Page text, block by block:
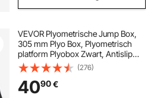
VEVOR Plyometrische Jump Box,
305 mm Plyo Box, Plyometrisch
platform Plyobox Zwart, Antislip
fitnessoefening Step-Up Box voor
thuiswork-out, conditionele
krachttraining, dijbeentraining
(276)
4090€